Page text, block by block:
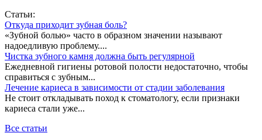
Статьи:
Откуда приходит зубная боль?
«Зубной болью» часто в образном значении называют
надоедливую проблему....
Чистка зубного камня должна быть регулярной
Ежедневной гигиены ротовой полости недостаточно, чтобы
справиться с зубным...
Лечение кариеса в зависимости от стадии заболевания
Не стоит откладывать поход к стоматологу, если признаки
кариеса стали уже...
Все статьи